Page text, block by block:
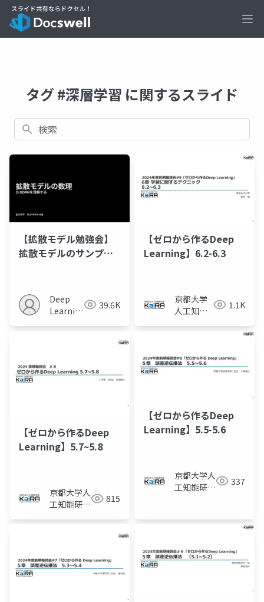
タグ #深層学習 に関するスライド
検索
【拡散モデル勉強会】
拡散モデルのサンプラ
Deep
Learning
39.6K
【ゼロから作るDeep
Learning】6.2-6.3
京都大学
人工知能
1.1K
【ゼロから作るDeep
Learning】5.7~5.8
京都大学人
工知能研究
815
【ゼロから作るDeep
Learning】5.5-5.6
京都大学人
工知能研究
337